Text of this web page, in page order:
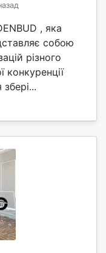
, яка
собою
різного